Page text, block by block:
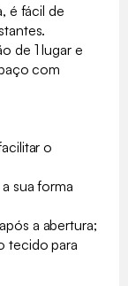
é fácil de
de 1 lugar e
com
o
sua forma
a abertura;
tecido para